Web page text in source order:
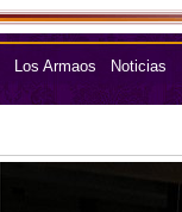
Los Armaos Noticias